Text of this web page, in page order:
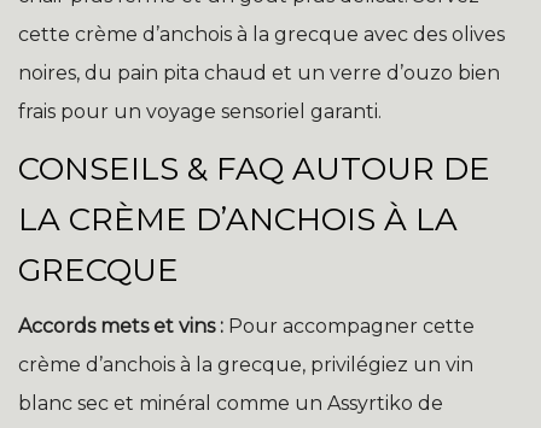
cette crème d’anchois à la grecque avec des olives
noires, du pain pita chaud et un verre d’ouzo bien
frais pour un voyage sensoriel garanti.
CONSEILS & FAQ AUTOUR DE
LA CRÈME D’ANCHOIS À LA
GRECQUE
Accords mets et vins : Pour accompagner cette
crème d’anchois à la grecque, privilégiez un vin
blanc sec et minéral comme un Assyrtiko de